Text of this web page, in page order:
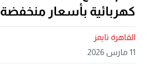
كهربائية بأسعار منخفضة 20% – القاهرة تايمز
القاهرة تايمز
11 مارس 2026